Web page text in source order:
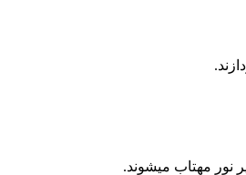
نور مهتاب میشوند.